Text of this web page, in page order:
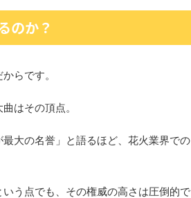
のか？
らです。
はその頂点。
大の名誉」と語るほど、花火業界での
う点でも、その権威の高さは圧倒的で